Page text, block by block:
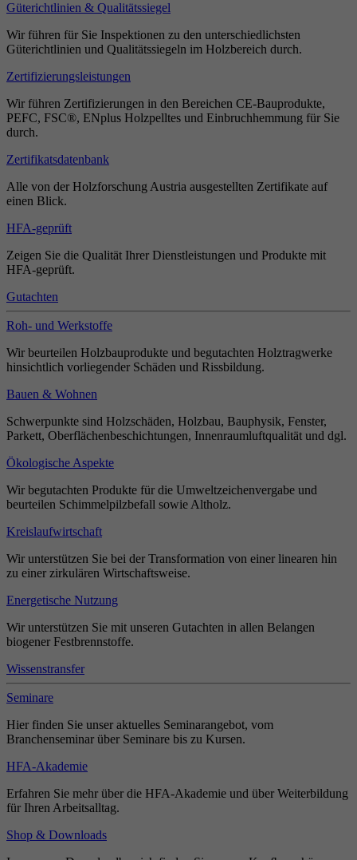
Güterichtlinien & Qualitätssiegel
Wir führen für Sie Inspektionen zu den unterschiedlichsten
Güterichtlinien und Qualitätssiegeln im Holzbereich durch.
Zertifizierungsleistungen
Wir führen Zertifizierungen in den Bereichen CE-Bauprodukte,
PEFC, FSC®, ENplus Holzpelltes und Einbruchhemmung für Sie
durch.
Zertifikatsdatenbank
Alle von der Holzforschung Austria ausgestellten Zertifikate auf
einen Blick.
HFA-geprüft
Zeigen Sie die Qualität Ihrer Dienstleistungen und Produkte mit
HFA-geprüft.
Gutachten
Roh- und Werkstoffe
Wir beurteilen Holzbauprodukte und begutachten Holztragwerke
hinsichtlich vorliegender Schäden und Rissbildung.
Bauen & Wohnen
Schwerpunkte sind Holzschäden, Holzbau, Bauphysik, Fenster,
Parkett, Oberflächenbeschichtungen, Innenraumluftqualität und dgl.
Ökologische Aspekte
Wir begutachten Produkte für die Umweltzeichenvergabe und
beurteilen Schimmelpilzbefall sowie Altholz.
Kreislaufwirtschaft
Wir unterstützen Sie bei der Transformation von einer linearen hin
zu einer zirkulären Wirtschaftsweise.
Energetische Nutzung
Wir unterstützen Sie mit unseren Gutachten in allen Belangen
biogener Festbrennstoffe.
Wissenstransfer
Seminare
Hier finden Sie unser aktuelles Seminarangebot, vom
Branchenseminar über Seminare bis zu Kursen.
HFA-Akademie
Erfahren Sie mehr über die HFA-Akademie und über Weiterbildung
für Ihren Arbeitsalltag.
Shop & Downloads